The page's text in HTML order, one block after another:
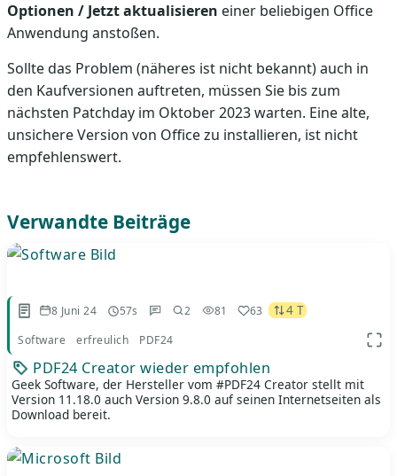
Optionen / Jetzt aktualisieren einer beliebigen Office
Anwendung anstoßen.
Sollte das Problem (näheres ist nicht bekannt) auch in
den Kaufversionen auftreten, müssen Sie bis zum
nächsten Patchday im Oktober 2023 warten. Eine alte,
unsichere Version von Office zu installieren, ist nicht
empfehlenswert.
Verwandte Beiträge
8 Juni 24 57s 2 81 63 4 T
Software erfreulich PDF24
PDF24 Creator wieder empfohlen
Geek Software, der Hersteller vom #PDF24 Creator stellt mit
Version 11.18.0 auch Version 9.8.0 auf seinen Internetseiten als
Download bereit.